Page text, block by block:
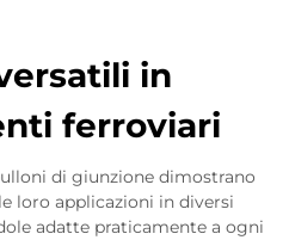
in
ferroviari
di giunzione dimostrano
loro applicazioni in diversi
adatte praticamente a ogni